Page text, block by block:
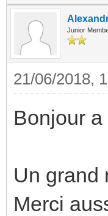
Junior
21/06/2018,
Bonjour a
Un grand
Merci